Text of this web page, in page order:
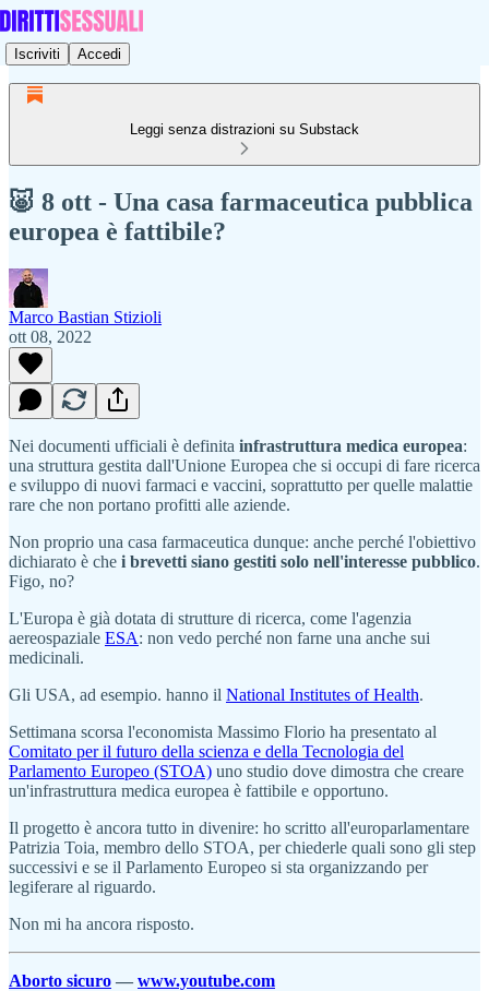
Iscriviti Accedi
Leggi senza distrazioni su Substack
🐷 8 ott - Una casa farmaceutica pubblica
europea è fattibile?
Marco Bastian Stizioli
ott 08, 2022
Nei documenti ufficiali è definita infrastruttura medica europea:
una struttura gestita dall'Unione Europea che si occupi di fare ricerca
e sviluppo di nuovi farmaci e vaccini, soprattutto per quelle malattie
rare che non portano profitti alle aziende.
Non proprio una casa farmaceutica dunque: anche perché l'obiettivo
dichiarato è che i brevetti siano gestiti solo nell'interesse pubblico.
Figo, no?
L'Europa è già dotata di strutture di ricerca, come l'agenzia
aereospaziale ESA: non vedo perché non farne una anche sui
medicinali.
Gli USA, ad esempio. hanno il National Institutes of Health.
Settimana scorsa l'economista Massimo Florio ha presentato al
Comitato per il futuro della scienza e della Tecnologia del
Parlamento Europeo (STOA) uno studio dove dimostra che creare
un'infrastruttura medica europea è fattibile e opportuno.
Il progetto è ancora tutto in divenire: ho scritto all'europarlamentare
Patrizia Toia, membro dello STOA, per chiederle quali sono gli step
successivi e se il Parlamento Europeo si sta organizzando per
legiferare al riguardo.
Non mi ha ancora risposto.
Aborto sicuro — www.youtube.com